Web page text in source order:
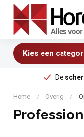
Kies een
De
Home / Overig /